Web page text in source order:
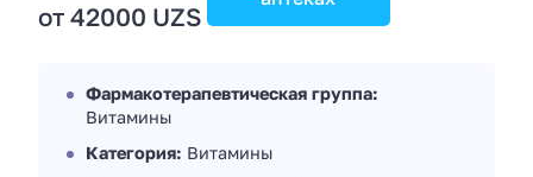
от 42000 UZS
Фармакотерапевтическая группа:
Витамины
Категория: Витамины